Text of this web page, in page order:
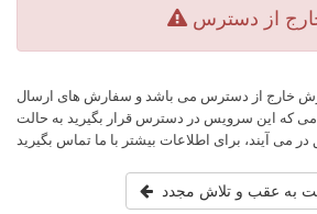
از دسترس
خارج از دسترس می باشد و سفارش های ارسال
که این سرویس در دسترس قرار بگیرید به حالت
به عقب و تلاش مجدد